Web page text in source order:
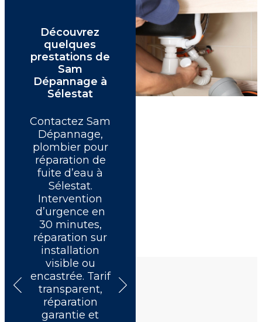
Découvrez
quelques
prestations de
Sam
Dépannage à
Sélestat
Contactez Sam
Dépannage,
plombier pour
réparation de
fuite d’eau à
Sélestat.
Intervention
d’urgence en
30 minutes,
réparation sur
installation
visible ou
encastrée. Tarif
transparent,
réparation
garantie et